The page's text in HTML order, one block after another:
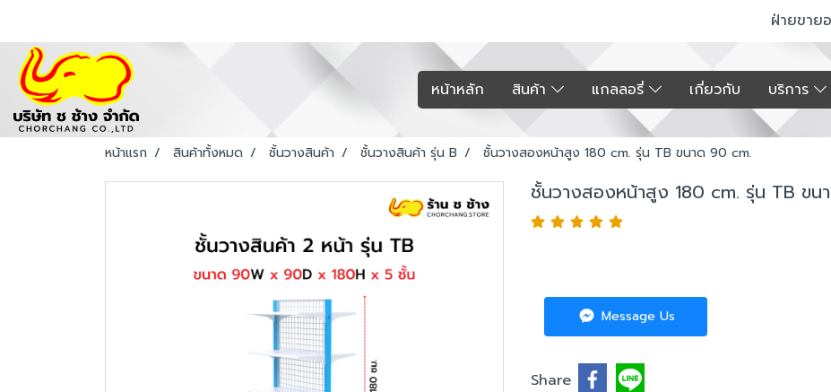
ฝ่ายขาย
หน้าหลัก สินค้า แกลลอรี่ เกี่ยวกับ บริการ
หน้าแรก สินค้าทั้งหมด ชั้นวางสินค้า ชั้นวางสินค้า รุ่น B ชั้นวางสองหน้าสูง 180 cm. รุ่น TB ขนาด 90 cm.
ชั้นวางสองหน้าสูง 180 cm. รุ่น TB ขน
Message Us
Share